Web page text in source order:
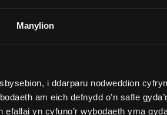
Manylion
i ddarparu nodweddion
am eich defnydd o’n safle
yn cyfuno’r wybodaeth yma
Derbyniadau ar ddiwrnod y
yn ôl-weithredol.
at wrthod eich cais ac ni